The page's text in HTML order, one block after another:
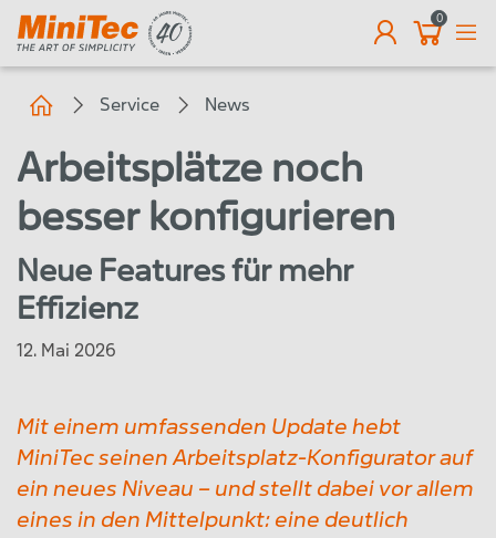
0
Service News
Arbeitsplätze noch
besser konfigurieren
Neue Features für mehr
Effizienz
12. Mai 2026
Mit einem umfassenden Update hebt
MiniTec seinen Arbeitsplatz-Konfigurator auf
ein neues Niveau – und stellt dabei vor allem
eines in den Mittelpunkt: eine deutlich